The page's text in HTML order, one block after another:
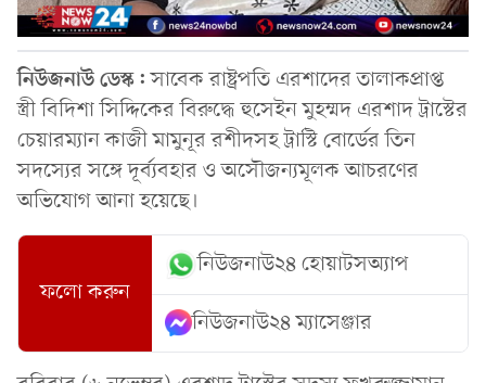
নিউজনাউ ডেস্ক:সাবেক রাষ্ট্রপতি এরশাদের তালাকপ্রাপ্ত
স্ত্রী বিদিশা সিদ্দিকের বিরুদ্ধে হুসেইন মুহম্মদ এরশাদ ট্রাস্টের
চেয়ারম্যান কাজী মামুনূর রশীদসহ ট্রাস্টি বোর্ডের তিন
সদস্যের সঙ্গে দূর্ব্যবহার ও অসৌজন্যমূলক আচরণের
অভিযোগ আনা হয়েছে।
ফলো করুন
নিউজনাউ২৪ হোয়াটসঅ্যাপ
নিউজনাউ২৪ ম্যাসেঞ্জার